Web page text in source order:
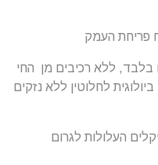
פריחת העמק
בלבד, ללא רכיבים מן החי
לחלוטין ללא נזקים
העלולות לגרום